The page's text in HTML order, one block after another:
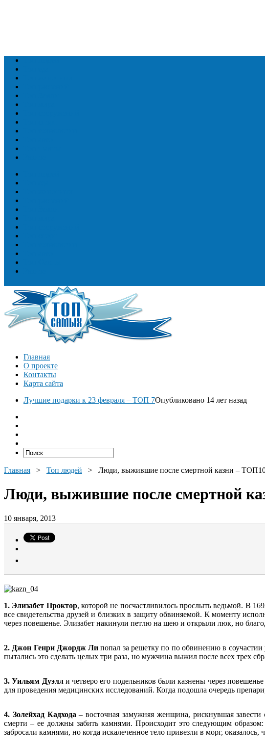
Главная
О проекте
Контакты
Карта сайта
Лучшие подарки к 23 февраля – ТОП 7Опубликовано 14 лет назад
Главная > Топ людей > Люди, выжившие после смертной казни –
Люди, выжившие после смертной
10 января, 2013
1. Элизабет Проктор, которой не посчастливилось прослыть ведьмой. В
все свидетельства друзей и близких в защиту обвиняемой. К моменту
через повешенье. Элизабет накинули петлю на шею и открыли люк, но
2. Джон Генри Джордж Ли попал за решетку по по обвинению в
пытались это сделать целых три раза, но мужчина выжил после всех трех
3. Уильям Дуэлли четверо его подельников были казнены через
для проведения медицинских исследований. Когда подошла очередь
4. Золейхад Кадхода – восточная замужняя женщина, рискнувшая
смерти – ее должны забить камнями. Происходит это следующим
забросали камнями, но когда искалеченное тело привезли в морг,